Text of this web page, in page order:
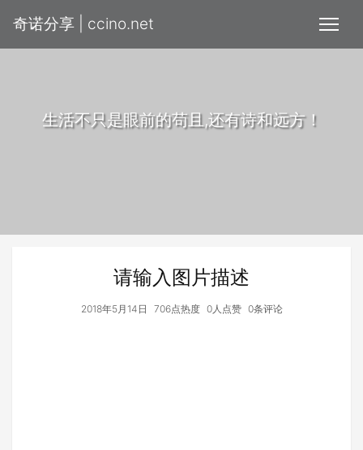
奇诺分享 | ccino.net
生活不只是眼前的苟且,还有诗和远方！
请输入图片描述
2018年5月14日 706点热度 0人点赞 0条评论